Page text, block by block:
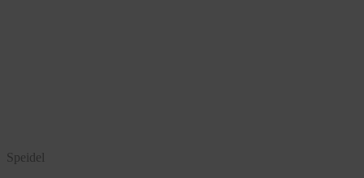
Speidel